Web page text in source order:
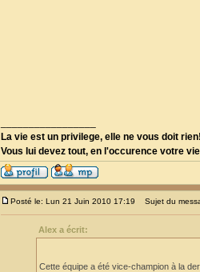
La vie est un privilege, elle ne vous doit rien!
Vous lui devez tout, en l'occurence votre vie
Posté le: Lun 21 Juin 2010 17:19 Sujet du
Alex a écrit:
Cette équipe a été vice-champion à la